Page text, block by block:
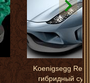
Koenigsegg
гибридный